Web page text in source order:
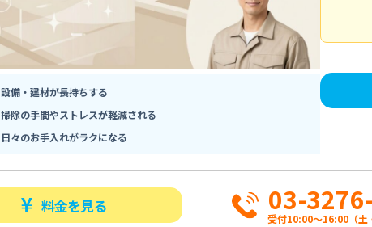
設備・建材が長持ちする
掃除の手間やストレスが軽減される
日々のお手入れがラクになる
料金を見る 03-
受付10:00〜16:00（土